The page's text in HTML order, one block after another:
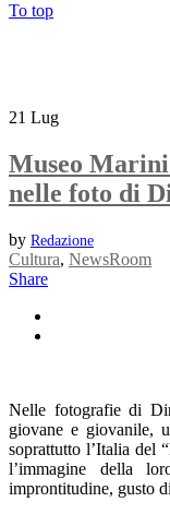
To top
21 Lug
Museo
nelle foto di
by Redazione
Cultura, NewsRoom
Share
Nelle fotografie di
giovane e giovanile,
soprattutto l’Italia del
l’immagine della
improntitudine, gusto